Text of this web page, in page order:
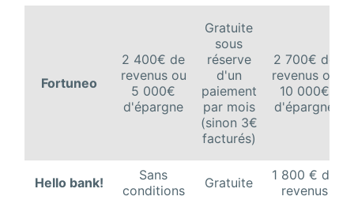
Fortuneo
2 400€ de
revenus ou
5 000€
d'épargne
Gratuite
sous
réserve
d'un
paiement
par mois
(sinon 3€
facturés)
2 700€ de
revenus ou
10 000€
d'épargne
Hello bank!
Sans
conditions
Gratuite
1 800 € de
revenus